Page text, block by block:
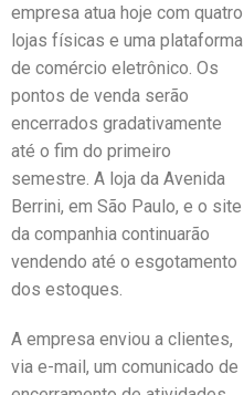
empresa atua hoje com quatro
lojas físicas e uma plataforma
de comércio eletrônico. Os
pontos de venda serão
encerrados gradativamente
até o fim do primeiro
semestre. A loja da Avenida
Berrini, em São Paulo, e o site
da companhia continuarão
vendendo até o esgotamento
dos estoques.
A empresa enviou a clientes,
via e-mail, um comunicado de